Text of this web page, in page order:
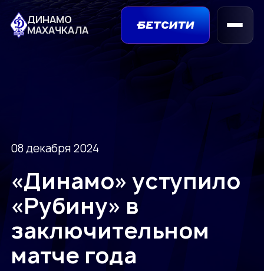
ДИНАМО
МАХАЧКАЛА
08 декабря 2024
«Динамо» уступило
«Рубину» в
заключительном
матче года